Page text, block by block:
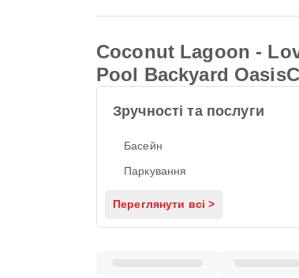
Coconut Lagoon -
Pool Backyard
Зручності та послуги
Басейн
Паркування
Переглянути всі >